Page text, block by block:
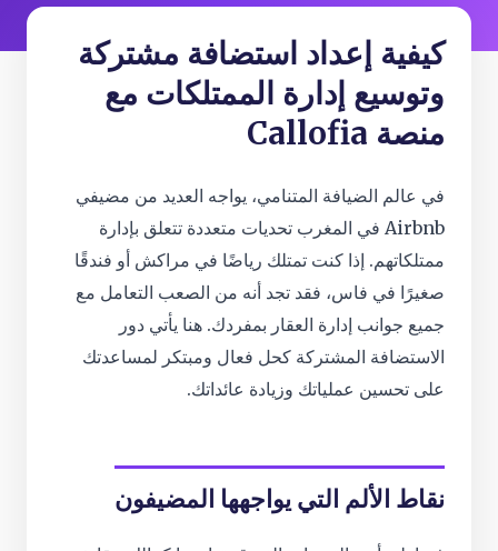
كيفية إعداد استضافة مشتركة
وتوسيع إدارة الممتلكات مع
منصة Callofia
في عالم الضيافة المتنامي، يواجه العديد من مضيفي
Airbnb في المغرب تحديات متعددة تتعلق بإدارة
ممتلكاتهم. إذا كنت تمتلك رياضًا في مراكش أو فندقًا
صغيرًا في فاس، فقد تجد أنه من الصعب التعامل مع
جميع جوانب إدارة العقار بمفردك. هنا يأتي دور
الاستضافة المشتركة كحل فعال ومبتكر لمساعدتك
على تحسين عملياتك وزيادة عائداتك.
نقاط الألم التي يواجهها المضيفون